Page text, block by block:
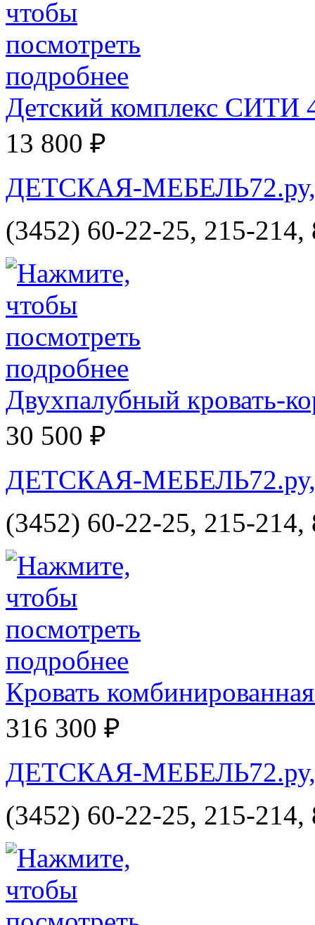
Детский комплекс СИТИ
13 800 ₽
ДЕТСКАЯ-МЕБЕЛЬ72.ру,
(3452) 60-22-25, 215-
Двухпалубный кровать-
30 500 ₽
ДЕТСКАЯ-МЕБЕЛЬ72.ру,
(3452) 60-22-25, 215-
Кровать
316 300 ₽
ДЕТСКАЯ-МЕБЕЛЬ72.ру,
(3452) 60-22-25, 215-